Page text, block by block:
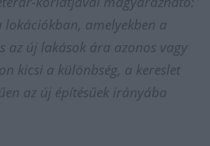
lokációkban, amelyekben a
az új lakások ára azonos vagy
kicsi a különbség, a kereslet
az új építésűek irányába